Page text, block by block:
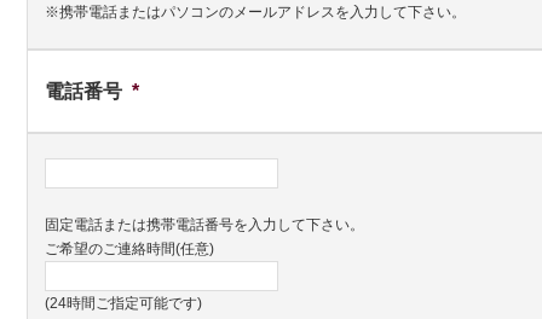
※携帯電話またはパソコンのメールアドレスを入力して下さい。
電話番号 *
固定電話または携帯電話番号を入力して下さい。
ご希望のご連絡時間(任意)
(24時間ご指定可能です)